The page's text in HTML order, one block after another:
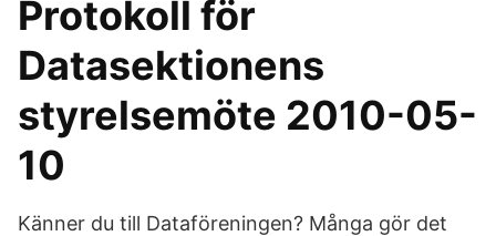
Protokoll för
Datasektionens
styrelsemöte 2010-05-
10
Känner du till Dataföreningen? Många gör det